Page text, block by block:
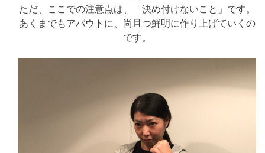
ただ、ここでの注意点は、「決め付けないこと」です。
あくまでもアバウトに、尚且つ鮮明に作り上げていくの
です。